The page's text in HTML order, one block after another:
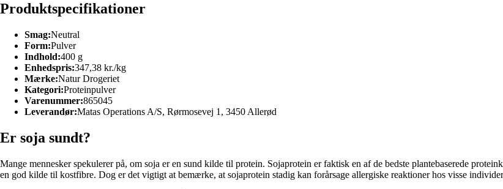
Produktspecifikationer
Smag:Neutral
Form:Pulver
Indhold:400 g
Enhedspris:347,38 kr./kg
Mærke:Natur Drogeriet
Kategori:Proteinpulver
Varenummer:865045
Leverandør:Matas Operations A/S, Rørmosevej 1, 3450 Allerød
Er soja sundt?
Mange mennesker spekulerer på, om soja er en sund kilde til protein. Sojaprotein er faktisk en af de bedste plantebaserede
en god kilde til kostfibre. Dog er det vigtigt at bemærke, at sojaprotein stadig kan forårsage allergiske reaktioner hos visse